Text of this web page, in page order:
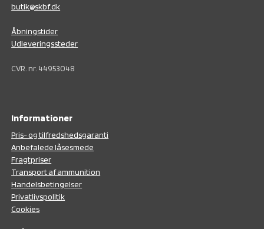
butik@skbf.dk
Åbningstider
Udleveringssteder
CVR. nr. 44953048
Informationer
Pris- og tilfredshedsgaranti
Anbefalede låsesmede
Fragtpriser
Transport af ammunition
Handelsbetingelser
Privatlivspolitik
Cookies